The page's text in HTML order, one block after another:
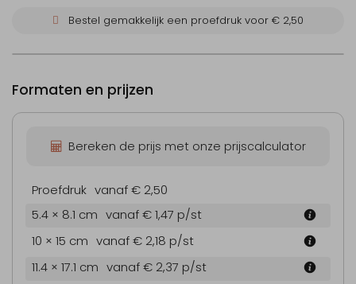
Bestel gemakkelijk een proefdruk voor € 2,50
Formaten en prijzen
Bereken de prijs met onze prijscalculator
Proefdruk vanaf € 2,50
5.4 × 8.1 cm vanaf € 1,47 p/st
10 × 15 cm vanaf € 2,18 p/st
11.4 × 17.1 cm vanaf € 2,37 p/st